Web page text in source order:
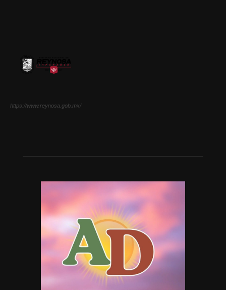
https://www.reynosa.gob.mx/